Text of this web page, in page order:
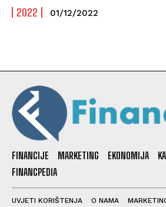
2022 01/12/2022
FINANCIJE MARKETING EKONOMIJA
FINANCPEDIA
UVJETI KORIŠTENJA O NAMA